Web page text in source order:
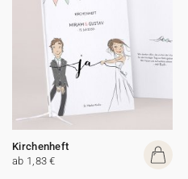
Kirchenheft
ab 1,83 €